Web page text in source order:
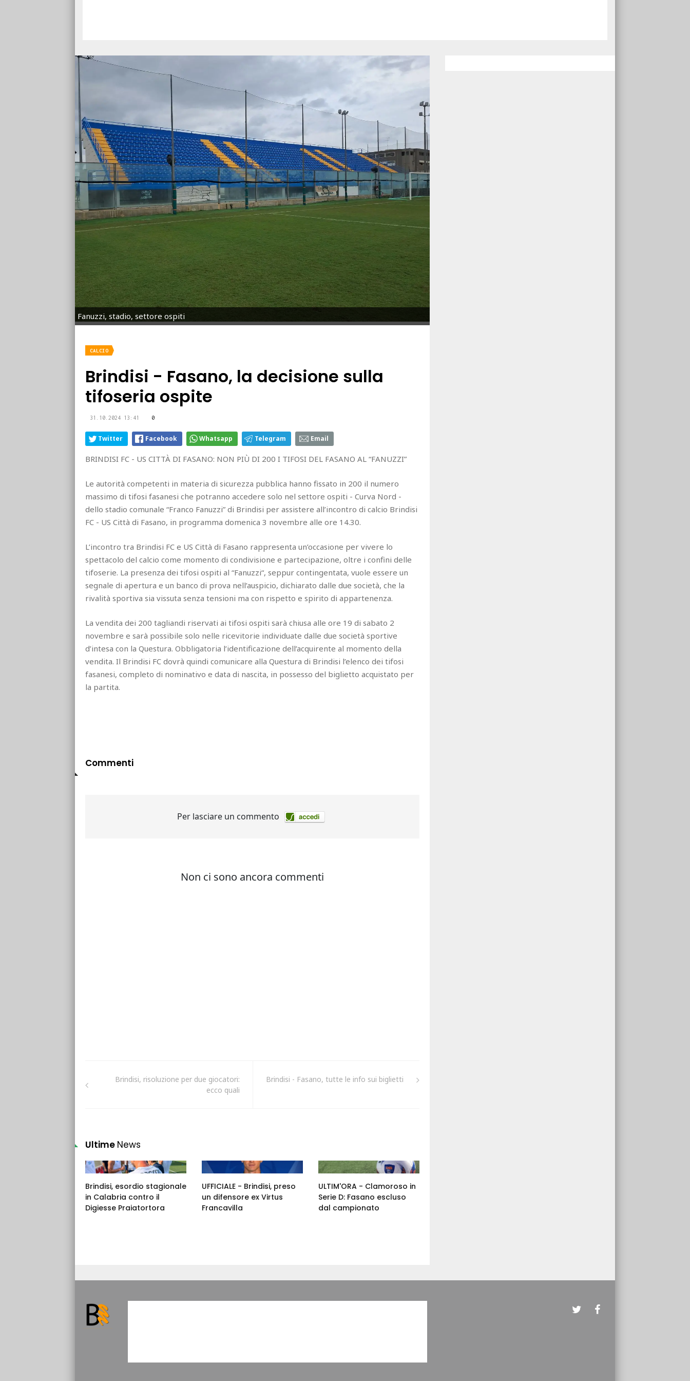
Fanuzzi, stadio, settore ospiti
CALCIO
Brindisi - Fasano, la decisione sulla
tifoseria ospite
31.10.2024 13:41 0
Twitter Facebook Whatsapp Telegram Email
BRINDISI FC - US CITTÀ DI FASANO: NON PIÙ DI 200 I TIFOSI DEL FASANO AL “FANUZZI”
Le autorità competenti in materia di sicurezza pubblica hanno fissato in 200 il numero
massimo di tifosi fasanesi che potranno accedere solo nel settore ospiti - Curva Nord -
dello stadio comunale “Franco Fanuzzi” di Brindisi per assistere all’incontro di calcio Brindisi
FC - US Città di Fasano, in programma domenica 3 novembre alle ore 14.30.
L’incontro tra Brindisi FC e US Città di Fasano rappresenta un’occasione per vivere lo
spettacolo del calcio come momento di condivisione e partecipazione, oltre i confini delle
tifoserie. La presenza dei tifosi ospiti al “Fanuzzi“, seppur contingentata, vuole essere un
segnale di apertura e un banco di prova nell’auspicio, dichiarato dalle due società, che la
rivalità sportiva sia vissuta senza tensioni ma con rispetto e spirito di appartenenza.
La vendita dei 200 tagliandi riservati ai tifosi ospiti sarà chiusa alle ore 19 di sabato 2
novembre e sarà possibile solo nelle ricevitorie individuate dalle due società sportive
d’intesa con la Questura. Obbligatoria l’identificazione dell’acquirente al momento della
vendita. Il Brindisi FC dovrà quindi comunicare alla Questura di Brindisi l’elenco dei tifosi
fasanesi, completo di nominativo e data di nascita, in possesso del biglietto acquistato per
la partita.
Commenti
Brindisi, risoluzione per due giocatori:
ecco quali
Brindisi - Fasano, tutte le info sui biglietti
Ultime News
Brindisi, esordio stagionale
in Calabria contro il
Digiesse Praiatortora
UFFICIALE - Brindisi, preso
un difensore ex Virtus
Francavilla
ULTIM'ORA - Clamoroso in
Serie D: Fasano escluso
dal campionato